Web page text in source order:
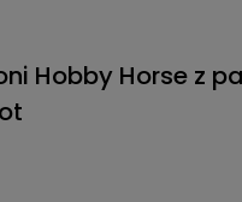
Hobby Horse z